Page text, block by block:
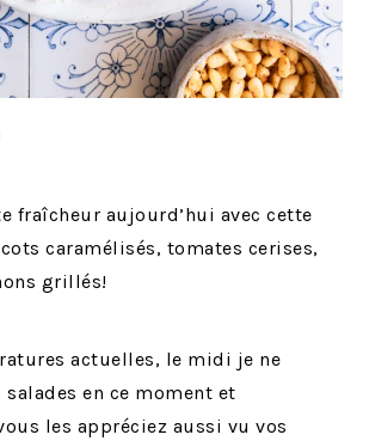
fraîcheur aujourd’hui avec cette
caramélisés, tomates cerises,
grillés!
actuelles, le midi je ne
salades en ce moment et
les appréciez aussi vu vos